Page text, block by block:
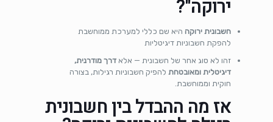
ירוקה"?
חשבונית ירוקה היא שם כללי למערכת ממוחשבת
להפקת חשבוניות דיגיטליות
זהו לא סוג אחר של חשבונית — אלאדרך מודרנית,
דיגיטלית ומאובטחת להפיק חשבוניות רגילות, בצורה
חוקית וממוחשבת.
אז מה ההבדל בין חשבונית